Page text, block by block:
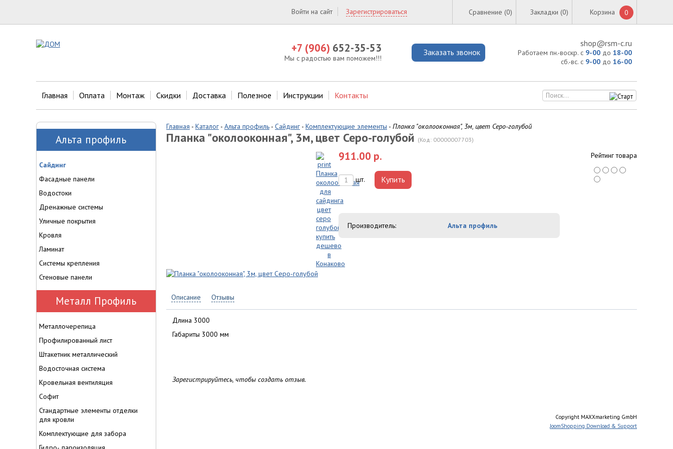
Сравнение (0) Закладки (0) Корзина 0
Войти на сайт Зарегистрироваться
shop@rsm-c.ru
Работаем пн.-воскр. с 9-00 до 18-00
сб.-вс. с 9-00 до 16-00
Заказать звонок
+7 (906) 652-35-53
Мы с радостью вам поможем!!!
Главная Оплата Монтаж Скидки Доставка Полезное Инструкции Контакты
Главная - Каталог - Альта профиль - Сайдинг - Комплектующие элементы - Планка "околооконная", 3м, цвет Серо-голубой
Рейтинг товара
Планка "околооконная", 3м, цвет Серо-голубой (Код: 00000007703)
911.00 р.
шт. Купить
Производитель: Альта профиль
Описание Отзывы
Длина 3000
Габариты 3000 мм
Зарегистрируйтесь, чтобы создать отзыв.
Copyright MAXXmarketing GmbH
JoomShopping Download & Support
Альта профиль
Сайдинг
Фасадные панели
Водостоки
Дренажные системы
Уличные покрытия
Кровля
Ламинат
Системы крепления
Стеновые панели
Металл Профиль
Металлочерепица
Профилированный лист
Штакетник металлический
Водосточная система
Кровельная вентиляция
Софит
Стандартные элементы отделки
для кровли
Комплектующие для забора